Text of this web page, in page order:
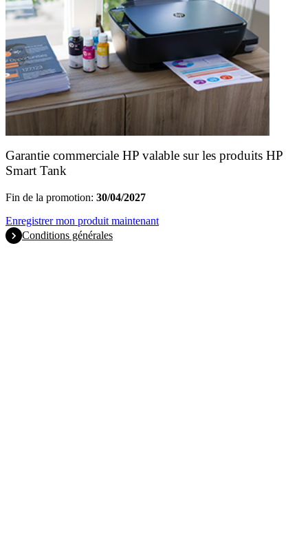
Garantie commerciale HP valable sur les produits HP
Smart Tank
Fin de la promotion: 30/04/2027
Enregistrer mon produit maintenant
Conditions générales